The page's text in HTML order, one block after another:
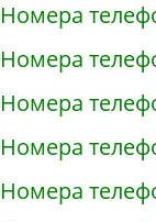
Номера
Номера
Номера
Номера
Номера